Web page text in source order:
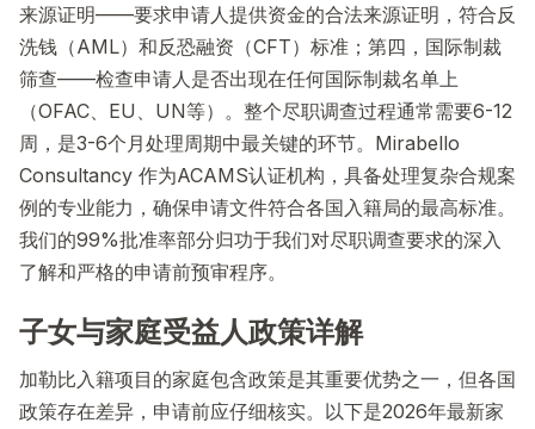
来源证明——要求申请人提供资金的合法来源证明，符合反
洗钱（AML）和反恐融资（CFT）标准；第四，国际制裁
筛查——检查申请人是否出现在任何国际制裁名单上
（OFAC、EU、UN等）。整个尽职调查过程通常需要6-12
周，是3-6个月处理周期中最关键的环节。Mirabello
Consultancy 作为ACAMS认证机构，具备处理复杂合规案
例的专业能力，确保申请文件符合各国入籍局的最高标准。
我们的99%批准率部分归功于我们对尽职调查要求的深入
了解和严格的申请前预审程序。
子女与家庭受益人政策详解
加勒比入籍项目的家庭包含政策是其重要优势之一，但各国
政策存在差异，申请前应仔细核实。以下是2026年最新家